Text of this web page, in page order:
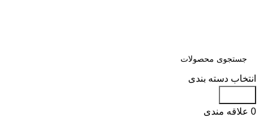
انتخاب دسته بندی
0 علاقه مندی